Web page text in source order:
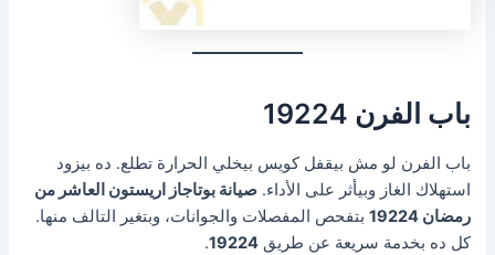
باب الفرن 19224
باب الفرن لو مش بيقفل كويس بيخلي الحرارة تطلع. ده بيزود
استهلاك الغاز وبيأثر على الأداء.صيانة بوتاجاز اريستون العاشر من
رمضان 19224
بتفحص المفصلات والجوانات، وبتغير التالف منها.
كل ده بخدمة سريعة عن طريق19224
.